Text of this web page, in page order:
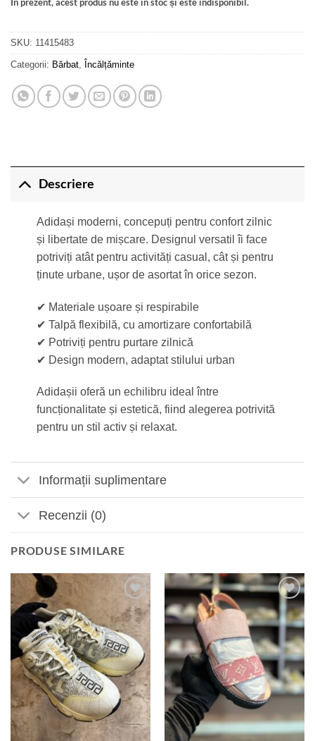
SKU: 11415483
Categorii: Bărbat Încălțăminte
Descriere
Adidași moderni, concepuți pentru confort zilnic
și libertate de mișcare. Designul versatil îi face
potriviți atât pentru activități casual, cât și pentru
ținute urbane, ușor de asortat în orice sezon.
✔ Materiale ușoare și respirabile
✔ Talpă flexibilă, cu amortizare confortabilă
✔ Potriviți pentru purtare zilnică
✔ Design modern, adaptat stilului urban
Adidașii oferă un echilibru ideal între
funcționalitate și estetică, fiind alegerea potrivită
pentru un stil activ și relaxat.
Informații suplimentare
Recenzii (0)
PRODUSE SIMILARE
Add to
wishlist
Add to
wishlist